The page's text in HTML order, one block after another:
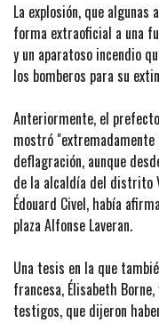
La explosión, que
forma extraoficial a una
y un aparatoso incendio
los bomberos para su
Anteriormente, el
mostró
deflagración, aunque
de la alcaldía del distrito
Édouard Civel, había
plaza Alfonse Laveran.
Una tesis en la que
francesa, Élisabeth
testigos, que dijeron